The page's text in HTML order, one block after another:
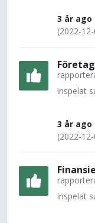
3 år ago
(2022-
inspelat
3 år ago
(2022-
inspelat